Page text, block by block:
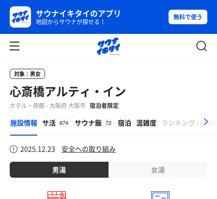
サウナイキタイのアプリ
地図からサウナが探せる！
無料で使う
対象：男女
心斎橋アルティ・イン
ホテル・旅館 - 大阪府 大阪市 宿泊者限定
施設情報 サ活 674 サウナ飯 72 宿泊 混雑度 ランキング ( 開発
2025.12.23 安全への取り組み
男湯 女湯